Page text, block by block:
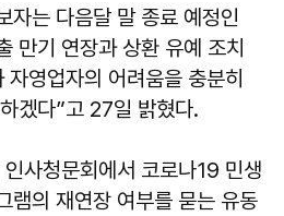
자는 다음달 말 종료 예정인
만기 연장과 상환 유예 조치
영업자의 어려움을 충분히
겠다”고 27일 밝혔다.
사청문회에서 코로나19 민생
램의 재연장 여부를 묻는 유동